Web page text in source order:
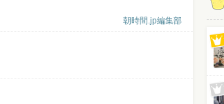
朝時間.jp編集部